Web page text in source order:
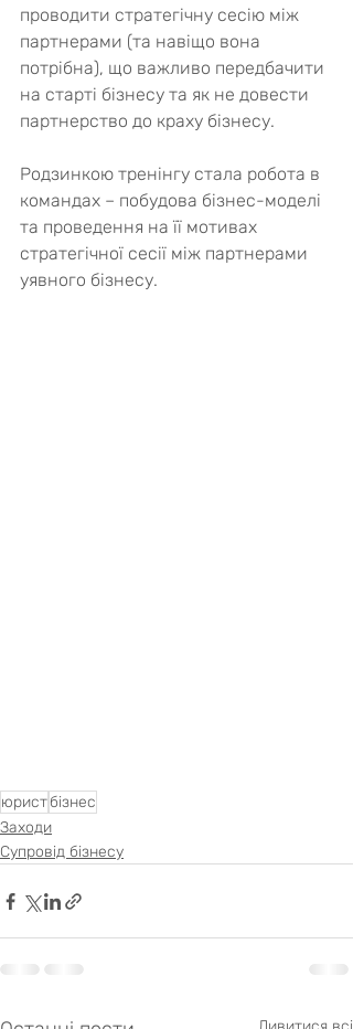
проводити стратегічну сесію між
партнерами (та навіщо вона
потрібна), що важливо передбачити
на старті бізнесу та як не довести
партнерство до краху бізнесу.
Родзинкою тренінгу стала робота в
командах – побудова бізнес-моделі
та проведення на її мотивах
стратегічної сесії між партнерами
уявного бізнесу.
юристбізнес
Заходи
Супровід бізнесу